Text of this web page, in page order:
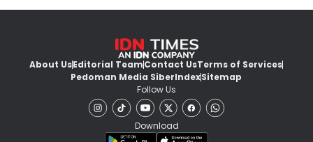
About UsEditorial TeamContact UsTerms of Services
Pedoman Media SiberIndexSitemap
Follow Us
Download